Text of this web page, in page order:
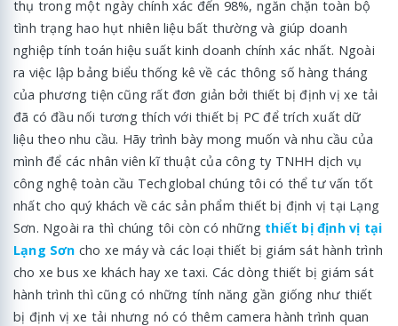
thụ trong một ngày chính xác đến 98%, ngăn chặn toàn bộ
tình trạng hao hụt nhiên liệu bất thường và giúp doanh
nghiệp tính toán hiệu suất kinh doanh chính xác nhất. Ngoài
ra việc lập bảng biểu thống kê về các thông số hàng tháng
của phương tiện cũng rất đơn giản bởi thiết bị định vị xe tải
đã có đầu nối tương thích với thiết bị PC để trích xuất dữ
liệu theo nhu cầu. Hãy trình bày mong muốn và nhu cầu của
mình để các nhân viên kĩ thuật của công ty TNHH dịch vụ
công nghệ toàn cầu Techglobal chúng tôi có thể tư vấn tốt
nhất cho quý khách về các sản phẩm thiết bị định vị tại Lạng
Sơn. Ngoài ra thì chúng tôi còn có những thiết bị định vị tại
Lạng Sơn cho xe máy và các loại thiết bị giám sát hành trình
cho xe bus xe khách hay xe taxi. Các dòng thiết bị giám sát
hành trình thì cũng có những tính năng gần giống như thiết
bị định vị xe tải nhưng nó có thêm camera hành trình quan